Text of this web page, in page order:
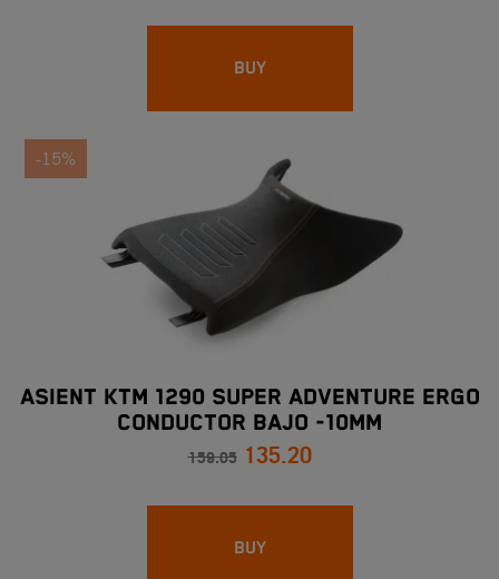
BUY
-15%
ASIENT KTM 1290 SUPER ADVENTURE ERGO
CONDUCTOR BAJO -10mm
159.05 135.20
BUY